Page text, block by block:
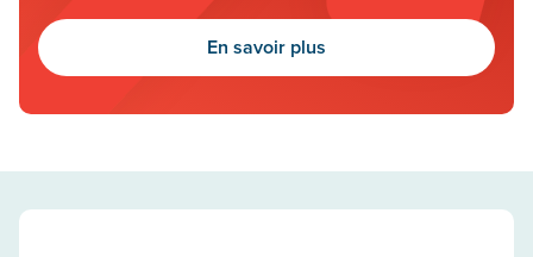
En savoir plus